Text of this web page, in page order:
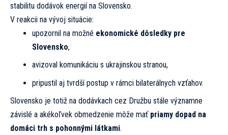
stabilitu dodávok energií na Slovensko.
V reakcii na vývoj situácie:
upozornil na možné ekonomické dôsledky pre
Slovensko,
avizoval komunikáciu s ukrajinskou stranou,
pripustil aj tvrdší postup v rámci bilaterálnych vzťahov.
Slovensko je totiž na dodávkach cez Družbu stále významne
závislé a akékoľvek obmedzenie môže mať priamy dopad na
domáci trh s pohonnými látkami.